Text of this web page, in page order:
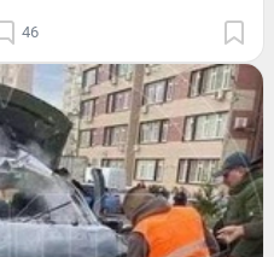
46